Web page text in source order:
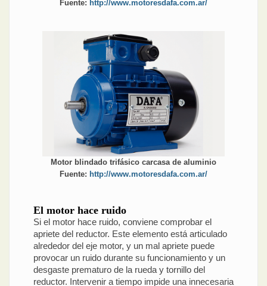
Fuente: http://www.motoresdafa.com.ar/
Motor blindado trifásico carcasa de aluminio
Fuente: http://www.motoresdafa.com.ar/
El motor hace ruido
Si el motor hace ruido, conviene comprobar el
apriete del reductor. Este elemento está articulado
alrededor del eje motor, y un mal apriete puede
provocar un ruido durante su funcionamiento y un
desgaste prematuro de la rueda y tornillo del
reductor. Intervenir a tiempo impide una innecesaria